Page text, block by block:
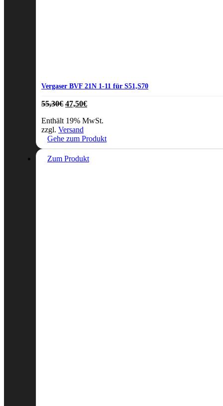
Vergaser BVF 21N 1-11 für S51,S70
55,30€ Ursprünglicher
war:
55,30€
47,50€Aktueller
ist:
Enthält 19% MwSt.
zzgl. Versand
Gehe zum Produkt
Zum Produkt